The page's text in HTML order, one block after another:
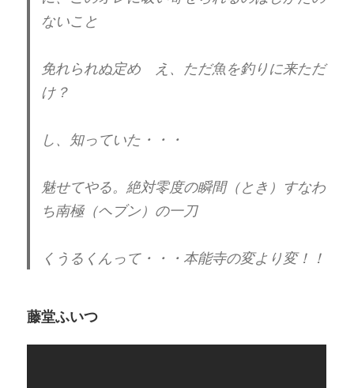
ないこと
免れられぬ定め え、ただ魚を釣りに来ただ
け？
し、知っていた・・・
魅せてやる。絶対零度の瞬間（とき）すなわ
ち南極（ヘブン）の一刀
くうるくんって・・・本能寺の変より変！！
藤堂ふいつ